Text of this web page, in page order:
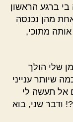
ברגע הראשון
מהן נכנסה
מתוכי,
שלי הולך
שיותר ענייני
אל תעשה לי
ודבר שני, בוא